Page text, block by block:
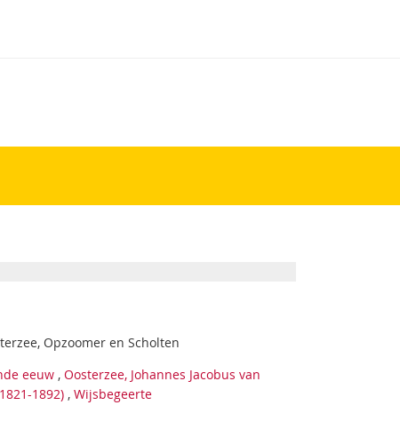
Opzoomer en Scholten
eeuw ,Oosterzee, Johannes Jacobus van
1892) ,Wijsbegeerte